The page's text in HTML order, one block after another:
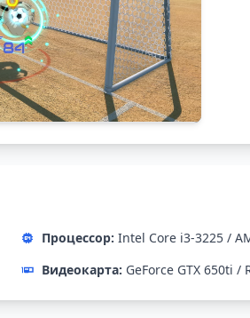
Процессор: Intel Core i3-3225 /
Видеокарта: GeForce GTX 650ti /